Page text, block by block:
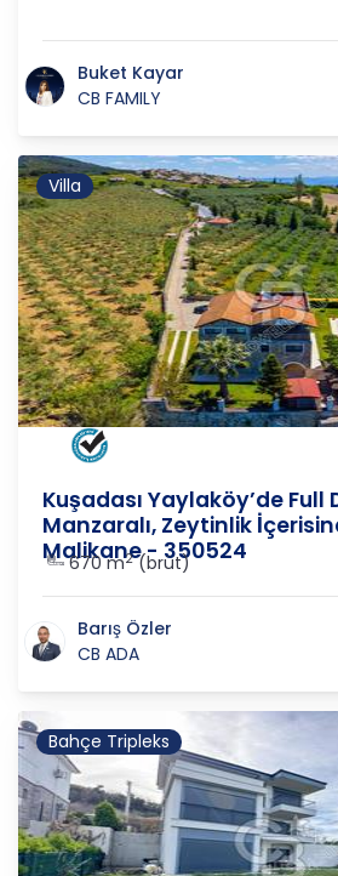
Buket Kayar
CB FAMILY
Villa
Kuşadası Yaylaköy’de Full
Manzaralı, Zeytinlik
Malikane - 350524
670 m2(brüt)
Barış Özler
CB ADA
Bahçe Tripleks